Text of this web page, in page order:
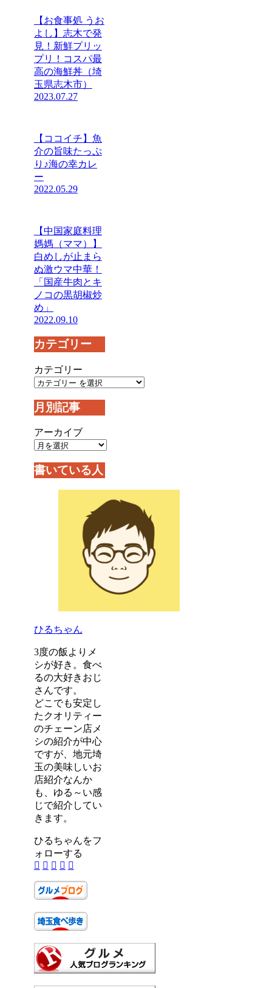
【お食事処 うお
よし】志木で発
見！新鮮プリッ
プリ！コスパ最
高の海鮮丼（埼
玉県志木市）
2023.07.27
【ココイチ】魚
介の旨味たっぷ
り♪海の幸カレ
ー
2022.05.29
【中国家庭料理
媽媽（ママ）】
白めしが止まら
ぬ激ウマ中華！
「国産牛肉とキ
ノコの黒胡椒炒
め」
2022.09.10
カテゴリー
カテゴリー
月別記事
アーカイブ
書いている人
ひるちゃん
3度の飯よりメ
シが好き。食べ
るの大好きおじ
さんです。
どこでも安定し
たクオリティー
のチェーン店メ
シの紹介が中心
ですが、地元埼
玉の美味しいお
店紹介なんか
も、ゆる～い感
じで紹介してい
きます。
ひるちゃんをフ
ォローする